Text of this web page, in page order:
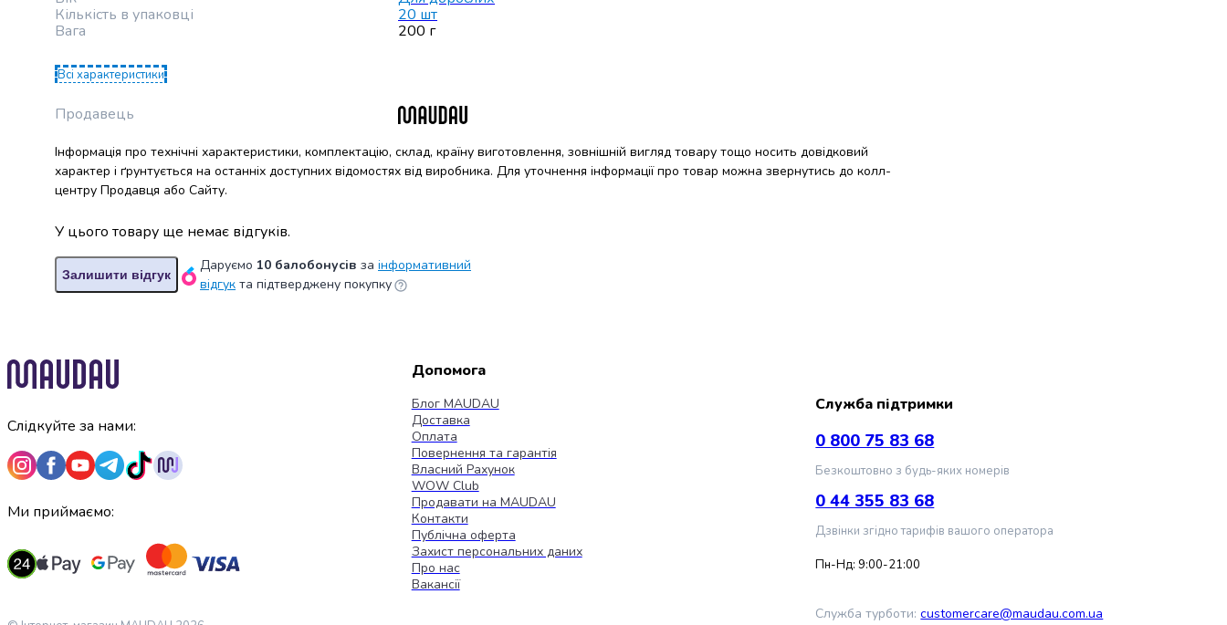
Кіноа
Ячна
Перлова
Пшоно
Консервовані
продукти
консерви
Овочева
консервація
М'ясні
та
Паштети
Джеми
Консервовані
Соуси
Кількість в упаковці
20 шт
Вага
200 г
Всі характеристики
Продавець
Інформація про технічні характеристики, комплектацію, склад, країну виготовлення, зовнішній вигляд товару тощо носить довідковий
характер і ґрунтується на останніх доступних відомостях від виробника. Для уточнення інформації про товар можна звернутись до колл-
центру Продавця або Сайту.
У цього товару ще немає відгуків.
Залишити відгук
Даруємо 10 балобонусів за інформативний
відгук та підтверджену покупку
Слідкуйте за нами:
Ми приймаємо:
Допомога
Блог MAUDAU
Доставка
Оплата
Повернення та гарантія
Власний Рахунок
WOW Club
Продавати на MAUDAU
Контакти
Публічна оферта
Захист персональних даних
Про нас
Вакансії
Служба підтримки
0 800 75 83 68
Безкоштовно з будь-яких номерів
0 44 355 83 68
Дзвінки згідно тарифів вашого оператора
Пн-Нд: 9:00-21:00
Служба турботи: customercare@maudau.com.ua